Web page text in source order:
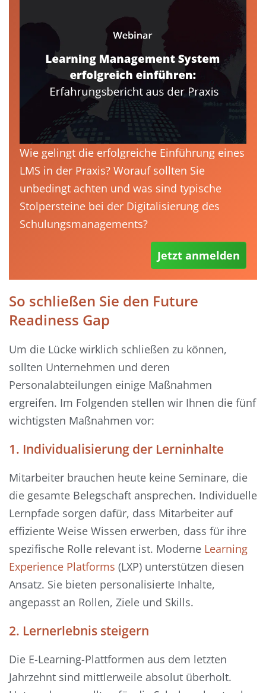
Wie gelingt die erfolgreiche Einführung eines
LMS in der Praxis? Worauf sollten Sie
unbedingt achten und was sind typische
Stolpersteine bei der Digitalisierung des
Schulungsmanagements?
Jetzt anmelden
So schließen Sie den Future
Readiness Gap
Um die Lücke wirklich schließen zu können,
sollten Unternehmen und deren
Personalabteilungen einige Maßnahmen
ergreifen. Im Folgenden stellen wir Ihnen die fünf
wichtigsten Maßnahmen vor:
1. Individualisierung der Lerninhalte
Mitarbeiter brauchen heute keine Seminare, die
die gesamte Belegschaft ansprechen. Individuelle
Lernpfade sorgen dafür, dass Mitarbeiter auf
effiziente Weise Wissen erwerben, dass für ihre
spezifische Rolle relevant ist. Moderne Learning
Experience Platforms (LXP) unterstützen diesen
Ansatz. Sie bieten personalisierte Inhalte,
angepasst an Rollen, Ziele und Skills.
2. Lernerlebnis steigern
Die E-Learning-Plattformen aus dem letzten
Jahrzehnt sind mittlerweile absolut überholt.